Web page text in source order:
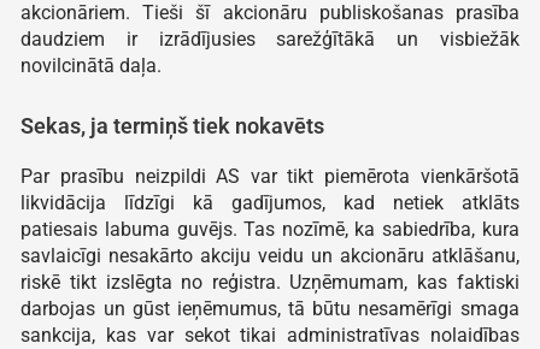
akcionāriem. Tieši šī akcionāru publiskošanas prasība
daudziem ir izrādījusies sarežģītākā un visbiežāk
novilcinātā daļa.
Sekas, ja termiņš tiek nokavēts
Par prasību neizpildi AS var tikt piemērota vienkāršotā
likvidācija līdzīgi kā gadījumos, kad netiek atklāts
patiesais labuma guvējs. Tas nozīmē, ka sabiedrība, kura
savlaicīgi nesakārto akciju veidu un akcionāru atklāšanu,
riskē tikt izslēgta no reģistra. Uzņēmumam, kas faktiski
darbojas un gūst ieņēmumus, tā būtu nesamērīgi smaga
sankcija, kas var sekot tikai administratīvas nolaidības